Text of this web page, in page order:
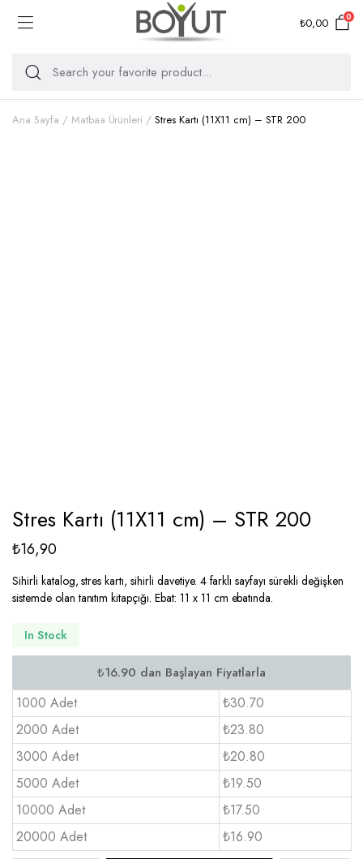
₺0,00 0
Ana Sayfa Matbaa Ürünleri Stres Kartı (11X11 cm) – STR 200
Stres Kartı (11X11 cm) – STR 200
₺16,90
Sihirli katalog, stres kartı, sihirli davetiye. 4 farklı sayfayı sürekli değişken
sistemde olan tanıtım kitapçığı. Ebat: 11 x 11 cm ebatında.
In Stock
1000 Adet
₺30.70
2000 Adet
₺23.80
3000 Adet
₺20.80
5000 Adet
₺19.50
10000 Adet
₺17.50
20000 Adet
₺16.90